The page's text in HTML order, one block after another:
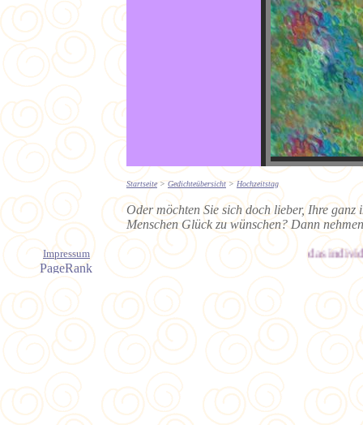
Startseite>Gedichteübersicht>Hochzeitstag
Oder möchten Sie sich doch lieber, Ihre
Menschen Glück zu wünschen? Dann
Impressum das